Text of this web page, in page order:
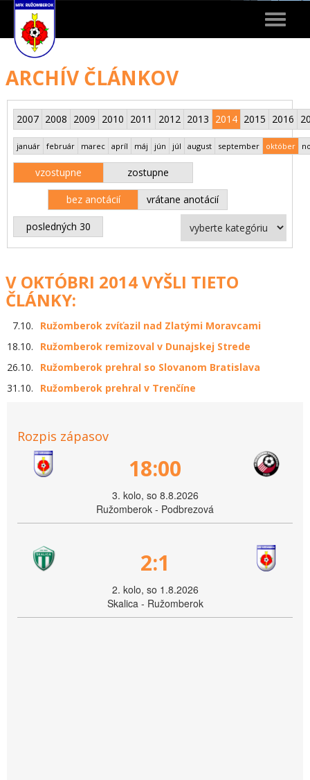
Toggle
ARCHÍV ČLÁNKOV
2007 2008 2009 2010 2011 2012 2013 2014 2015 2016
január február marec apríl máj jún júl august september október
vzostupne zostupne
bez anotácií vrátane anotácií
posledných 30
V OKTÓBRI 2014 VYŠLI TIETO
ČLÁNKY:
7.10.
Ružomberok zvíťazil nad Zlatými Moravcami
18.10.
Ružomberok remizoval v Dunajskej Strede
26.10.
Ružomberok prehral so Slovanom Bratislava
31.10.
Ružomberok prehral v Trenčíne
Rozpis zápasov
18:00
3. kolo, so 8.8.2026
Ružomberok - Podbrezová
2:1
2. kolo, so 1.8.2026
Skalica - Ružomberok